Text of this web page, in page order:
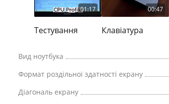
01:17
Тестування
00:47
Клавіатура
Вид ноутбука
Формат роздільної здатності екрану
Діагональ екрану